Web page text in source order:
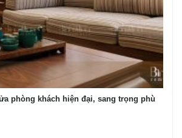
phòng khách hiện đại, sang trọng phù